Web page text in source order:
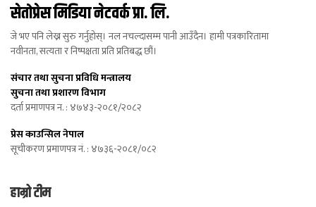
सेतोप्रेस मिडिया नेटवर्क प्रा. लि.
जे भए पनि लेख्न सुरु गर्नुहोस्। नल नचल्दासम्म पानी आउँदैन। हामी पत्रकारितामा
नवीनता, सत्यता र निष्पक्षता प्रति प्रतिबद्ध छौं।
संचार तथा सुचना प्रविधि मन्त्रालय
सुचना तथा प्रशारण विभाग
दर्ता प्रमाणपत्र न. : ४७४३-२०८१/२०८२
प्रेस काउन्सिल नेपाल
सूचीकरण प्रमाणपत्र नं. : ४७३६-२०८१/०८२
हाम्रो टीम